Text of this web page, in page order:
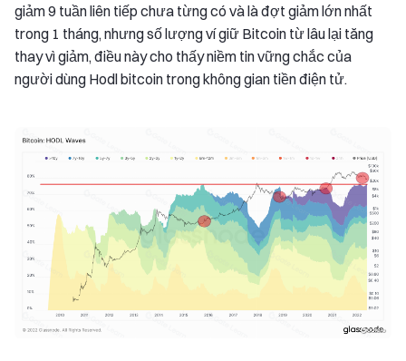
giảm 9 tuần liên tiếp chưa từng có và là đợt giảm lớn nhất
trong 1 tháng, nhưng số lượng ví giữ Bitcoin từ lâu lại tăng
thay vì giảm, điều này cho thấy niềm tin vững chắc của
người dùng Hodl bitcoin trong không gian tiền điện tử.